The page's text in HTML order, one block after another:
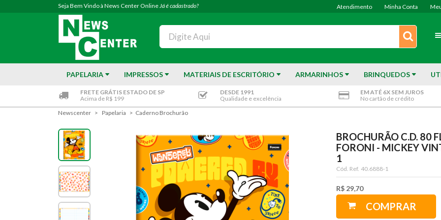
Seja Bem Vindo à News Center OnlineJá é cadastrado? Atendimento Minha Conta
PAPELARIA IMPRESSOS MATERIAIS DE ESCRITÓRIO ARMARINHOS BRINQUEDOS
FRETE GRÁTIS ESTADO DE SP
Acima de R$ 199
DESDE 1991
Qualidade e excelência
EM ATÉ 6X SEM JUROS
No cartão de crédito
Newscenter Papelaria Caderno Brochurão
BROCHURÃO C.D. 80
FORONI - MICKEY
1
Cód. Ref. 40.6888-1
R$ 29,70
COMPRAR